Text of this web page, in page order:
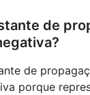
de
de
porque